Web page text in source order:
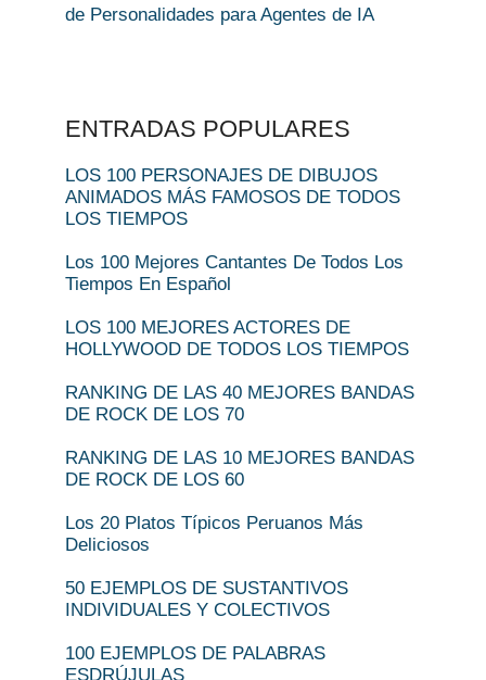
de Personalidades para Agentes de IA
ENTRADAS POPULARES
LOS 100 PERSONAJES DE DIBUJOS
ANIMADOS MÁS FAMOSOS DE TODOS
LOS TIEMPOS
Los 100 Mejores Cantantes De Todos Los
Tiempos En Español
LOS 100 MEJORES ACTORES DE
HOLLYWOOD DE TODOS LOS TIEMPOS
RANKING DE LAS 40 MEJORES BANDAS
DE ROCK DE LOS 70
RANKING DE LAS 10 MEJORES BANDAS
DE ROCK DE LOS 60
Los 20 Platos Típicos Peruanos Más
Deliciosos
50 EJEMPLOS DE SUSTANTIVOS
INDIVIDUALES Y COLECTIVOS
100 EJEMPLOS DE PALABRAS
ESDRÚJULAS